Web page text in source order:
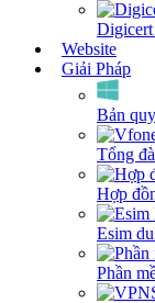
Website
Giải Pháp
Bản
Tổng
Hợp
Esim
Phần